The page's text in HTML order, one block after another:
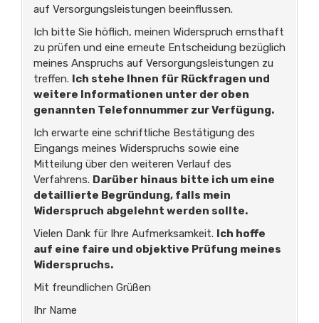
auf Versorgungsleistungen beeinflussen.
Ich bitte Sie höflich, meinen Widerspruch ernsthaft
zu prüfen und eine erneute Entscheidung bezüglich
meines Anspruchs auf Versorgungsleistungen zu
treffen. Ich stehe Ihnen für Rückfragen und
weitere Informationen unter der oben
genannten Telefonnummer zur Verfügung.
Ich erwarte eine schriftliche Bestätigung des
Eingangs meines Widerspruchs sowie eine
Mitteilung über den weiteren Verlauf des
Verfahrens. Darüber hinaus bitte ich um eine
detaillierte Begründung, falls mein
Widerspruch abgelehnt werden sollte.
Vielen Dank für Ihre Aufmerksamkeit. Ich hoffe
auf eine faire und objektive Prüfung meines
Widerspruchs.
Mit freundlichen Grüßen
Ihr Name